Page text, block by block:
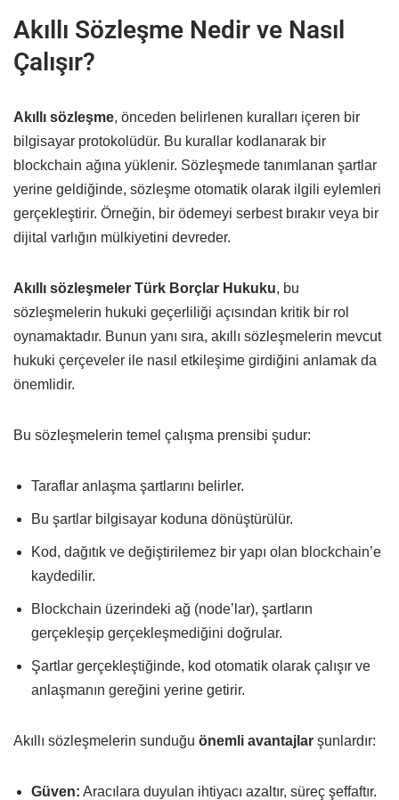
Akıllı Sözleşme Nedir ve Nasıl
Çalışır?
Akıllı sözleşme, önceden belirlenen kuralları içeren bir
bilgisayar protokolüdür. Bu kurallar kodlanarak bir
blockchain ağına yüklenir. Sözleşmede tanımlanan şartlar
yerine geldiğinde, sözleşme otomatik olarak ilgili eylemleri
gerçekleştirir. Örneğin, bir ödemeyi serbest bırakır veya bir
dijital varlığın mülkiyetini devreder.
Akıllı sözleşmeler Türk Borçlar Hukuku, bu
sözleşmelerin hukuki geçerliliği açısından kritik bir rol
oynamaktadır. Bunun yanı sıra, akıllı sözleşmelerin mevcut
hukuki çerçeveler ile nasıl etkileşime girdiğini anlamak da
önemlidir.
Bu sözleşmelerin temel çalışma prensibi şudur:
Taraflar anlaşma şartlarını belirler.
Bu şartlar bilgisayar koduna dönüştürülür.
Kod, dağıtık ve değiştirilemez bir yapı olan blockchain’e
kaydedilir.
Blockchain üzerindeki ağ (node’lar), şartların
gerçekleşip gerçekleşmediğini doğrular.
Şartlar gerçekleştiğinde, kod otomatik olarak çalışır ve
anlaşmanın gereğini yerine getirir.
Akıllı sözleşmelerin sunduğu önemli avantajlar şunlardır:
Güven: Aracılara duyulan ihtiyacı azaltır, süreç şeffaftır.